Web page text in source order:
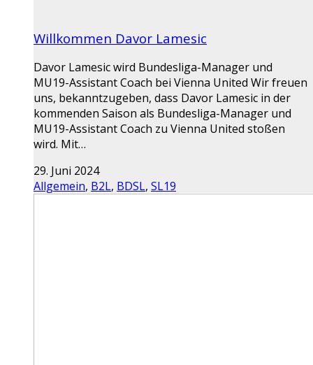
Willkommen Davor Lamesic
Davor Lamesic wird Bundesliga-Manager und
MU19-Assistant Coach bei Vienna United Wir freuen
uns, bekanntzugeben, dass Davor Lamesic in der
kommenden Saison als Bundesliga-Manager und
MU19-Assistant Coach zu Vienna United stoßen
wird. Mit…
29. Juni 2024
Allgemein, B2L, BDSL, SL19